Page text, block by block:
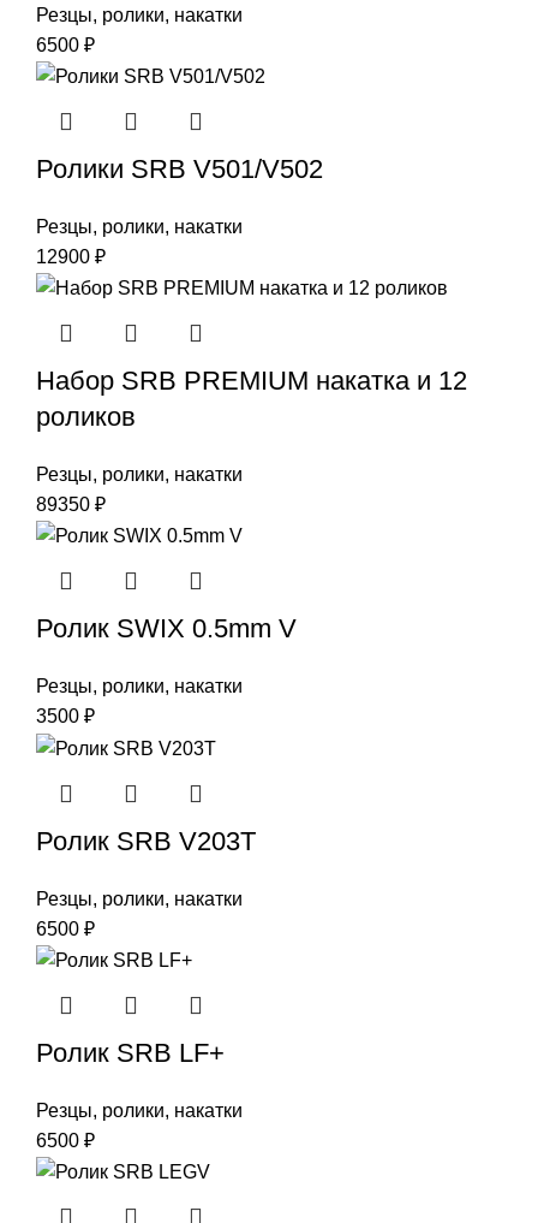
Резцы, ролики, накатки
6500 ₽
Ролики SRB V501/V502
Резцы, ролики, накатки
12900 ₽
Набор SRB PREMIUM накатка и 12
роликов
Резцы, ролики, накатки
89350 ₽
Ролик SWIX 0.5mm V
Резцы, ролики, накатки
3500 ₽
Ролик SRB V203T
Резцы, ролики, накатки
6500 ₽
Ролик SRB LF+
Резцы, ролики, накатки
6500 ₽